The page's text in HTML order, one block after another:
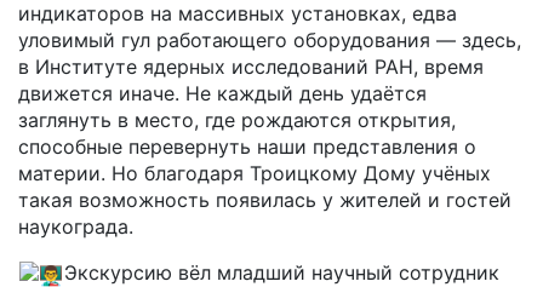
индикаторов на массивных установках, едва
уловимый гул работающего оборудования — здесь,
в Институте ядерных исследований РАН, время
движется иначе. Не каждый день удаётся
заглянуть в место, где рождаются открытия,
способные перевернуть наши представления о
материи. Но благодаря Троицкому Дому учёных
такая возможность появилась у жителей и гостей
наукограда.
Экскурсию вёл младший научный сотрудник